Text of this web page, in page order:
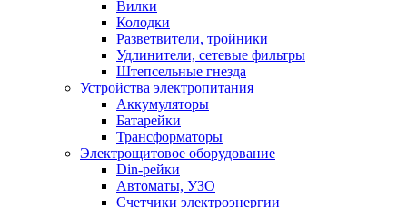
Вилки
Колодки
Разветвители, тройники
Удлинители, сетевые фильтры
Штепсельные гнезда
Устройства электропитания
Аккумуляторы
Батарейки
Трансформаторы
Электрощитовое оборудование
Din-рейки
Автоматы, УЗО
Счетчики электроэнергии